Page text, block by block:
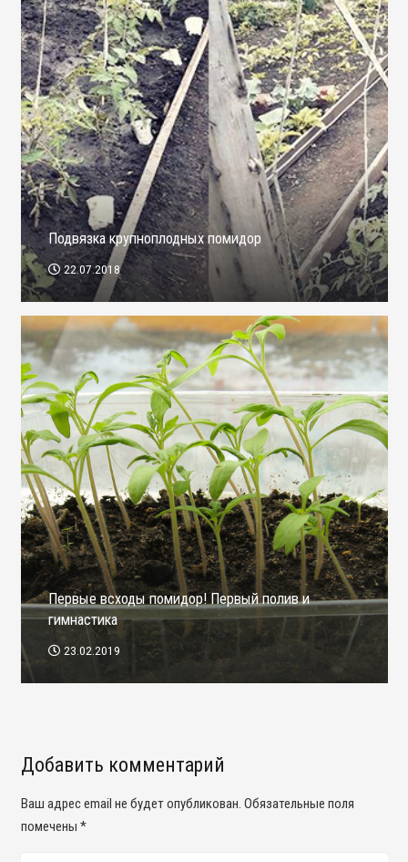
Подвязка крупноплодных помидор
22.07.2018
Первые всходы помидор! Первый полив и
гимнастика
23.02.2019
Добавить комментарий
Ваш адрес email не будет опубликован. Обязательные поля
помечены *